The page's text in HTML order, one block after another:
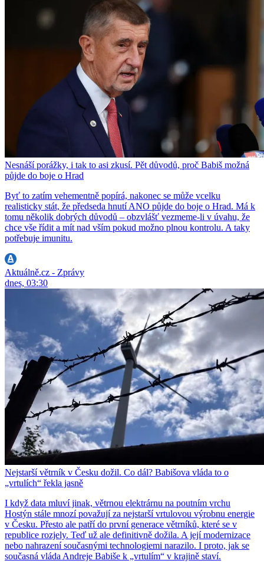
Nesnáší porážky, i tak to asi zkusí. Pět důvodů, proč Babiš možná
půjde do boje o Hrad
Byť to zatím vehementně popírá, nakonec se může vcelku
realisticky stát, že předseda hnutí ANO půjde do boje o Hrad. Má k
tomu několik dobrých důvodů – obzvlášť vezmeme-li v úvahu, že
chce vše řídit a mít nad vším pokud možno plnou kontrolu. A taky
potřebuje imunitu.
Aktuálně.cz - Zprávy
dnes, 03:30
Nejstarší větrník v Česku dožil. Co dál? Babišova vláda to o
„vrtulích“ řekla jasně
I když data mluví jinak, větrnou elektrárnu na poutním vrchu
Hostýn stále mnozí považují za nejstarší vrtulovou výrobnu energie
v Česku. Přesto ale patří do první generace větrníků, které se v
republice rozjely. Teď už ale definitivně dožila. A její modernizace
nebo nahrazení současnými technologiemi narazilo. I proto, jak se
současná vláda Andreje Babiše k „vrtulím“ v krajině staví.